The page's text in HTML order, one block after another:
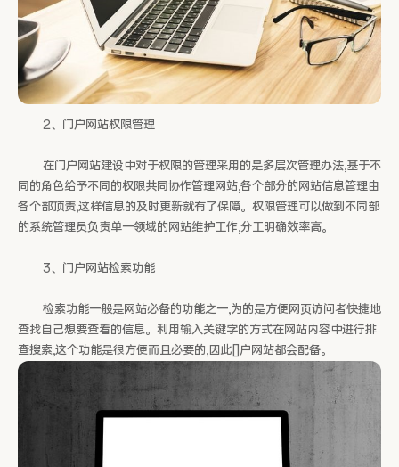
2、门户网站权限管理
在门户网站建设中对于权限的管理采用的是多层次管理办法,基于不
同的角色给予不同的权限共同协作管理网站,各个部分的网站信息管理由
各个部顶责,这样信息的及时更新就有了保障。权限管理可以做到不同部
的系统管理员负责单一领域的网站维护工作,分工明确效率高。
3、门户网站检索功能
检索功能一般是网站必备的功能之一,为的是方便网页访问者快捷地
查找自己想要查看的信息。利用输入关键字的方式在网站内容中进行排
查搜索,这个功能是很方便而且必要的,因此[]户网站都会配备。